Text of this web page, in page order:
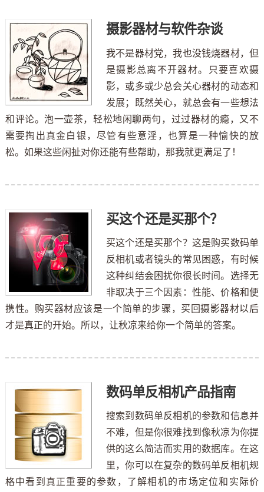
摄影器材与软件杂谈
我不是器材党，我也没钱烧器材，但
是摄影总离不开器材。只要喜欢摄
影，或多或少总会关心器材的动态和
发展；既然关心，就总会有一些想法
和评论。泡一壶茶，轻松地闲聊两句，过过器材的瘾，又不
需要掏出真金白银，尽管有些意淫，也算是一种愉快的放
松。如果这些闲扯对你还能有些帮助，那我就更满足了！
买这个还是买那个？
买这个还是买那个？这是购买数码单
反相机或者镜头的常见困惑，有时候
这种纠结会困扰你很长时间。选择无
非取决于三个因素：性能、价格和便
携性。购买器材应该是一个简单的步骤，买回摄影器材以后
才是真正的开始。所以，让秋凉来给你一个简单的答案。
数码单反相机产品指南
搜索到数码单反相机的参数和信息并
不难，但是你很难找到像秋凉为你提
供的这么简洁而实用的数据库。在这
里，你可以在复杂的数码单反相机规
格中看到真正重要的参数，了解相机的市场定位和实际价